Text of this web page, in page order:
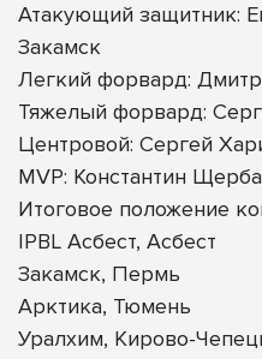
Атакующий защитник:
Закамск
Легкий форвард:
Тяжелый форвард:
Центровой: Сергей
MVP: Константин
Итоговое положение
IPBL Асбест, Асбест
Закамск, Пермь
Арктика, Тюмень
Уралхим, Кирово-